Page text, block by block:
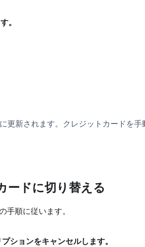
。
新されます。クレジットカードを手
ドに切り替える
順に従います。
ションをキャンセルします。